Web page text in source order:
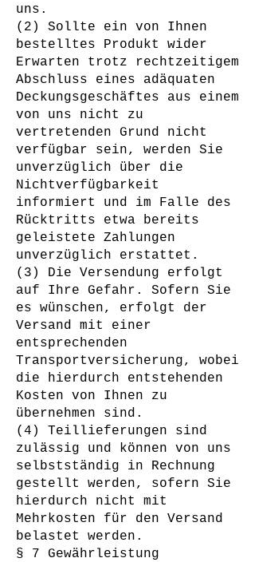
uns.
(2) Sollte ein von Ihnen
bestelltes Produkt wider
Erwarten trotz rechtzeitigem
Abschluss eines adäquaten
Deckungsgeschäftes aus einem
von uns nicht zu
vertretenden Grund nicht
verfügbar sein, werden Sie
unverzüglich über die
Nichtverfügbarkeit
informiert und im Falle des
Rücktritts etwa bereits
geleistete Zahlungen
unverzüglich erstattet.
(3) Die Versendung erfolgt
auf Ihre Gefahr. Sofern Sie
es wünschen, erfolgt der
Versand mit einer
entsprechenden
Transportversicherung, wobei
die hierdurch entstehenden
Kosten von Ihnen zu
übernehmen sind.
(4) Teillieferungen sind
zulässig und können von uns
selbstständig in Rechnung
gestellt werden, sofern Sie
hierdurch nicht mit
Mehrkosten für den Versand
belastet werden.
§ 7 Gewährleistung